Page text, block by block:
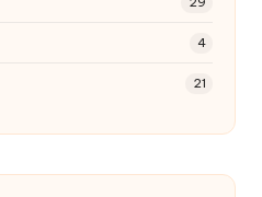
4
21